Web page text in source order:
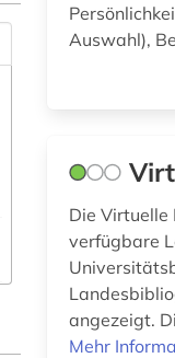
Auswahl),
Die Virtuelle
verfügbare
angezeigt.
Mehr